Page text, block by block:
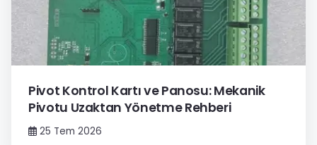
Pivot Kontrol Kartı ve Panosu: Mekanik
Pivotu Uzaktan Yönetme Rehberi
25 Tem 2026